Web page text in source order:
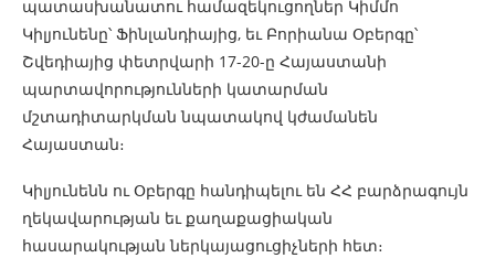
պատասխանատու համազեկուցողներ Կիմմո
Կիլյունենը՝ Ֆինլանդիայից, եւ Բորիանա Օբերգը՝
Շվեդիայից փետրվարի 17-20-ը Հայաստանի
պարտավորությունների կատարման
մշտադիտարկման նպատակով կժամանեն
Հայաստան։
Կիլյունենն ու Օբերգը հանդիպելու են ՀՀ բարձրագույն
ղեկավարության եւ քաղաքացիական
հասարակության ներկայացուցիչների հետ։